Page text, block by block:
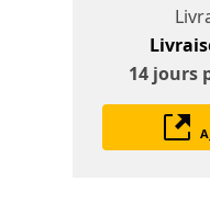
14 jours